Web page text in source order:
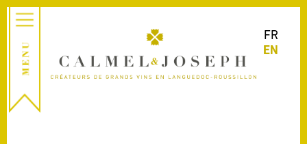
FR
EN